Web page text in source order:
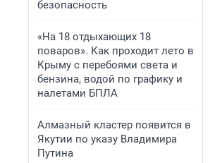
безопасность
«На 18 отдыхающих 18
поваров». Как проходит лето в
Крыму с перебоями света и
бензина, водой по графику и
налетами БПЛА
Алмазный кластер появится в
Якутии по указу Владимира
Путина